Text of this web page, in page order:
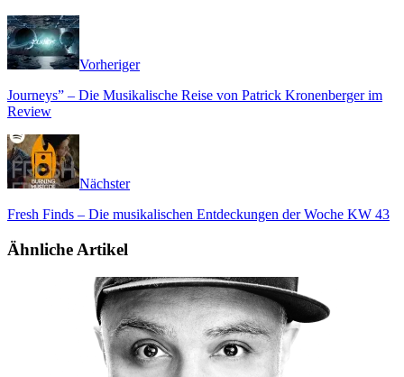
Vorheriger
Journeys” – Die Musikalische Reise von Patrick Kronenberger im
Review
Nächster
Fresh Finds – Die musikalischen Entdeckungen der Woche KW 43
Ähnliche Artikel